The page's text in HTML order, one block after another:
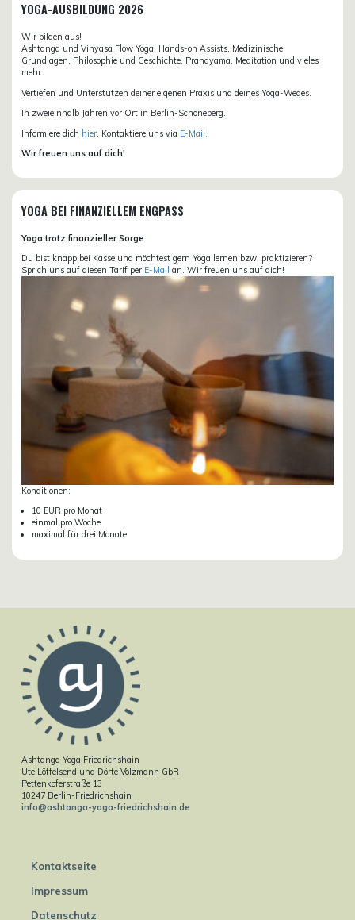
YOGA-AUSBILDUNG 2026
Wir bilden aus!
Ashtanga und Vinyasa Flow Yoga, Hands-on Assists, Medizinische
Grundlagen, Philosophie und Geschichte, Pranayama, Meditation und vieles
mehr.
Vertiefen und Unterstützen deiner eigenen Praxis und deines Yoga-Weges.
In zweieinhalb Jahren vor Ort in Berlin-Schöneberg.
Informiere dich hier . Kontaktiere uns via E-Mail.
Wir freuen uns auf dich!
YOGA BEI FINANZIELLEM ENGPASS
Yoga trotz finanzieller Sorge
Du bist knapp bei Kasse und möchtest gern Yoga lernen bzw. praktizieren?
Sprich uns auf diesen Tarif per E-Mail an. Wir freuen uns auf dich!
Konditionen:
10 EUR pro Monat
einmal pro Woche
maximal für drei Monate
Ashtanga Yoga Friedrichshain
Ute Löffelsend und Dörte Völzmann GbR
Pettenkoferstraße 13
10247 Berlin-Friedrichshain
info@ashtanga-yoga-friedrichshain.de
Kontaktseite
Impressum
Datenschutz